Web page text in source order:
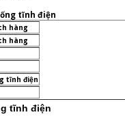
tĩnh điện
hàng
hàng
tĩnh điện
tĩnh điện